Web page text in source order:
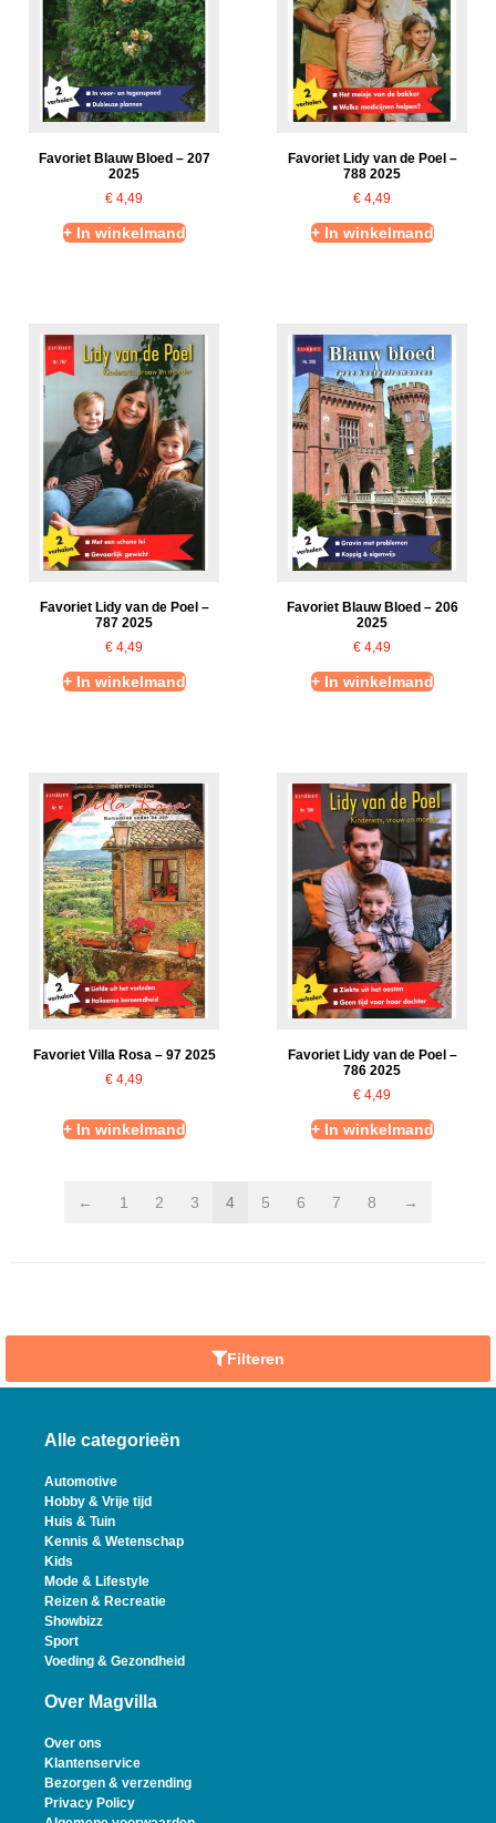
Favoriet Blauw Bloed – 207
2025
€ 4,49
+ In winkelmand
Favoriet Lidy van de Poel –
788 2025
€ 4,49
+ In winkelmand
Favoriet Lidy van de Poel –
787 2025
€ 4,49
+ In winkelmand
Favoriet Blauw Bloed – 206
2025
€ 4,49
+ In winkelmand
Favoriet Villa Rosa – 97 2025
€ 4,49
+ In winkelmand
Favoriet Lidy van de Poel –
786 2025
€ 4,49
+ In winkelmand
← 1 2 3 4 5 6 7 8 →
Filteren
Alle categorieën
Automotive
Hobby & Vrije tijd
Huis & Tuin
Kennis & Wetenschap
Kids
Mode & Lifestyle
Reizen & Recreatie
Showbizz
Sport
Voeding & Gezondheid
Over Magvilla
Over ons
Klantenservice
Bezorgen & verzending
Privacy Policy